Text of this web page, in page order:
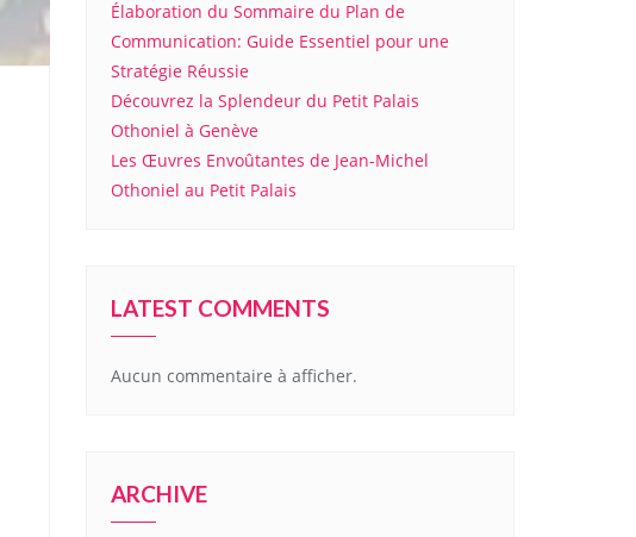
Élaboration du Sommaire du Plan de
Communication: Guide Essentiel pour une
Stratégie Réussie
Découvrez la Splendeur du Petit Palais
Othoniel à Genève
Les Œuvres Envoûtantes de Jean-Michel
Othoniel au Petit Palais
LATEST COMMENTS
Aucun commentaire à afficher.
ARCHIVE